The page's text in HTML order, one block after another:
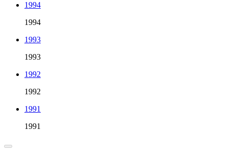
1994
1994
1993
1993
1992
1992
1991
1991